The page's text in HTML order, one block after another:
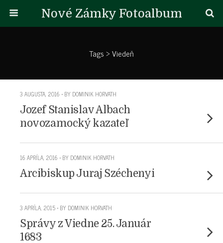
Nové Zámky Fotoalbum
Tags › Viedeň
3 AUGUSTA, 2016 • BY DOMINIK HORVATH
Jozef Stanislav Albach
novozamocký kazateľ
16 APRÍLA, 2016 • BY DOMINIK HORVATH
Arcibiskup Juraj Széchenyi
3 APRÍLA, 2015 • BY DOMINIK HORVATH
Správy z Viedne 25. Január
1683